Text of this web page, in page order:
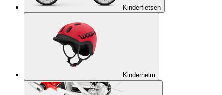
Kinderfietsen
Kinderhelm